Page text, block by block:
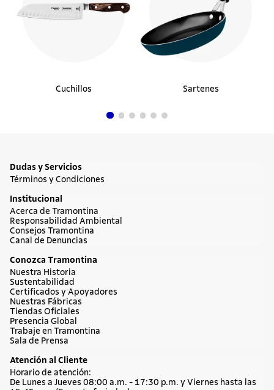
Cuchillos Sartenes
Dudas y Servicios
Términos y Condiciones
Institucional
Acerca de Tramontina
Responsabilidad Ambiental
Consejos Tramontina
Canal de Denuncias
Conozca Tramontina
Nuestra Historia
Sustentabilidad
Certificados y Apoyadores
Nuestras Fábricas
Tiendas Oficiales
Presencia Global
Trabaje en Tramontina
Sala de Prensa
Atención al Cliente
Horario de atención:
De Lunes a Jueves 08:00 a.m. - 17:30 p.m. y Viernes hasta las